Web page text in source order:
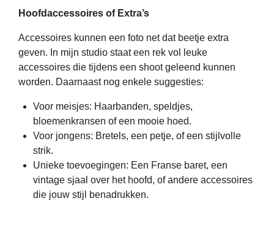
Hoofdaccessoires of Extra’s
Accessoires kunnen een foto net dat beetje extra
geven. In mijn studio staat een rek vol leuke
accessoires die tijdens een shoot geleend kunnen
worden. Daarnaast nog enkele suggesties:
Voor meisjes: Haarbanden, speldjes,
bloemenkransen of een mooie hoed.
Voor jongens: Bretels, een petje, of een stijlvolle
strik.
Unieke toevoegingen: Een Franse baret, een
vintage sjaal over het hoofd, of andere accessoires
die jouw stijl benadrukken.